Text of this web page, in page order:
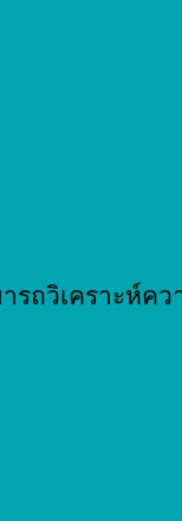
ถวิเคราะห์ค